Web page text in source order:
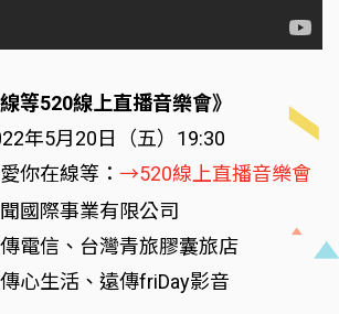
等520線上直播音樂會》
年5月20日（五）19:30
你在線等： →520線上直播音樂會
國際事業有限公司
傳電信、台灣青旅膠囊旅店
心生活、遠傳friDay影音